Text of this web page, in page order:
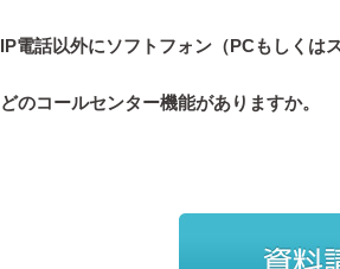
IP電話以外にソフトフォン（PCもしくは
どのコールセンター機能がありますか。